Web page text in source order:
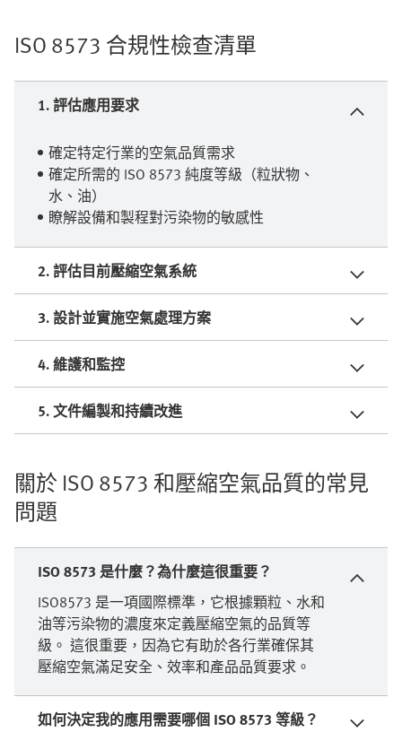
ISO 8573 合規性檢查清單
1. 評估應用要求
確定特定行業的空氣品質需求
確定所需的 ISO 8573 純度等級（粒狀物、
水、油）
瞭解設備和製程對污染物的敏感性
2. 評估目前壓縮空氣系統
3. 設計並實施空氣處理方案
4. 維護和監控
5. 文件編製和持續改進
關於 ISO 8573 和壓縮空氣品質的常見
問題
ISO 8573 是什麼？為什麼這很重要？
ISO8573 是一項國際標準，它根據顆粒、水和
油等污染物的濃度來定義壓縮空氣的品質等
級。 這很重要，因為它有助於各行業確保其
壓縮空氣滿足安全、效率和產品品質要求。
如何決定我的應用需要哪個 ISO 8573 等級？